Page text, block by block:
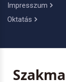
Impresszum
Oktatás